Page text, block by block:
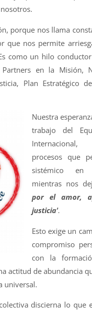
porque nos llama
que nos permite
como un hilo
en la Misión,
Plan Estratégico
Nuestra
trabajo del
procesos que
sistémico en
mientras nos
por el amor,
justicia'.
Esto exige un
compromiso
con la
actitud de abundancia
universal.
discierna lo que